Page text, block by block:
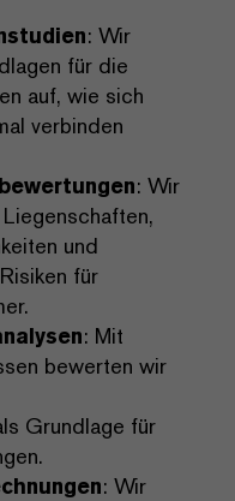
: Wir
für die
auf, wie sich
verbinden
: Wir
und
für
: Mit
bewerten wir
Grundlage für
: Wir